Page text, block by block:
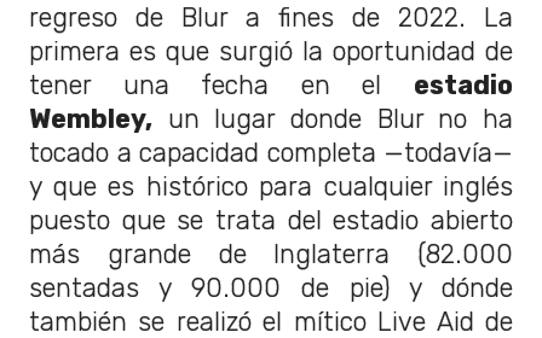
regreso de Blur a fines de 2022. La
primera es que surgió la oportunidad de
tener una fecha en el estadio
Wembley, un lugar donde Blur no ha
tocado a capacidad completa —todavía—
y que es histórico para cualquier inglés
puesto que se trata del estadio abierto
más grande de Inglaterra (82.000
sentadas y 90.000 de pie) y dónde
también se realizó el mítico Live Aid de